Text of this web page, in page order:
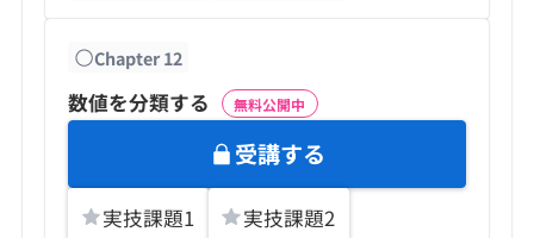
Chapter12
数値を分類する 無料公開中
受講する
実技課題1 実技課題2